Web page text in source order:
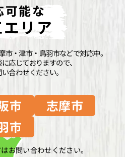
可能な
リア
・津市・鳥羽市などで対応中。
応じておりますので、
合わせください。
市
志摩市
市
お問い合わせください。